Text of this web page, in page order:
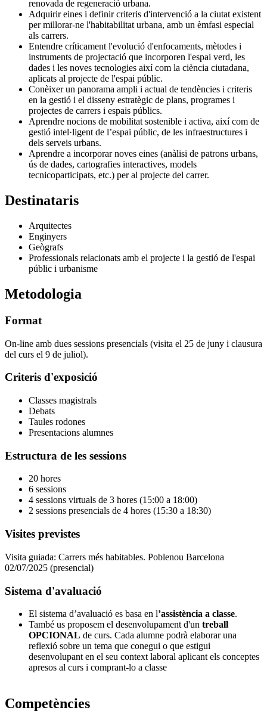
renovada de regeneració urbana.
Adquirir eines i definir criteris d'intervenció a la ciutat existent
per millorar-ne l'habitabilitat urbana, amb un èmfasi especial
als carrers.
Entendre críticament l'evolució d'enfocaments, mètodes i
instruments de projectació que incorporen l'espai verd, les
dades i les noves tecnologies així com la ciència ciutadana,
aplicats al projecte de l'espai públic.
Conèixer un panorama ampli i actual de tendències i criteris
en la gestió i el disseny estratègic de plans, programes i
projectes de carrers i espais públics.
Aprendre nocions de mobilitat sostenible i activa, així com de
gestió intel·ligent de l’espai públic, de les infraestructures i
dels serveis urbans.
Aprendre a incorporar noves eines (anàlisi de patrons urbans,
ús de dades, cartografies interactives, models
tecnicoparticipats, etc.) per al projecte del carrer.
Destinataris
Arquitectes
Enginyers
Geògrafs
Professionals relacionats amb el projecte i la gestió de l'espai
públic i urbanisme
Metodologia
Format
On-line amb dues sessions presencials (visita el 25 de juny i clausura
del curs el 9 de juliol).
Criteris d'exposició
Classes magistrals
Debats
Taules rodones
Presentacions alumnes
Estructura de les sessions
20 hores
6 sessions
4 sessions virtuals de 3 hores (15:00 a 18:00)
2 sessions presencials de 4 hores (15:30 a 18:30)
Visites previstes
Visita guiada: Carrers més habitables. Poblenou Barcelona
02/07/2025 (presencial)
Sistema d'avaluació
El sistema d’avaluació es basa en l’assistència a classe.
També us proposem el desenvolupament d'un treball
OPCIONAL de curs. Cada alumne podrà elaborar una
reflexió sobre un tema que conegui o que estigui
desenvolupant en el seu context laboral aplicant els conceptes
apresos al curs i comprant-lo a classe
Competències